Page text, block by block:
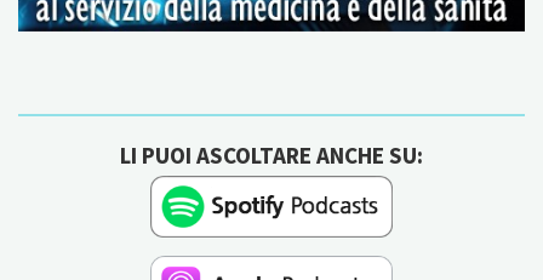
LI PUOI ASCOLTARE ANCHE SU: